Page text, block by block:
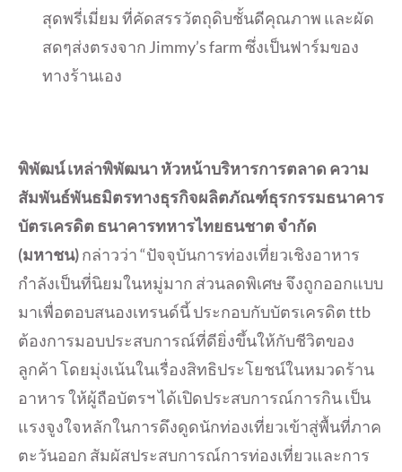
สุดพรี่เมี่ยม ที่คัดสรรวัตถุดิบชั้นดีคุณภาพ และผัด
สดๆส่งตรงจาก Jimmy’s farm ซึ่งเป็นฟาร์มของ
ทางร้านเอง
พิพัฒน์ เหล่าพิพัฒนา หัวหน้าบริหารการตลาด ความ
สัมพันธ์พันธมิตรทางธุรกิจผลิตภัณฑ์ธุรกรรมธนาคาร
บัตรเครดิต ธนาคารทหารไทยธนชาต จำกัด
(มหาชน)กล่าวว่า “ปัจจุบันการท่องเที่ยวเชิงอาหาร
กำลังเป็นที่นิยมในหมู่มาก ส่วนลดพิเศษ จึงถูกออกแบบ
มาเพื่อตอบสนองเทรนด์นี้ ประกอบกับบัตรเครดิต ttb
ต้องการมอบประสบการณ์ที่ดียิ่งขึ้นให้กับชีวิตของ
ลูกค้า โดยมุ่งเน้นในเรื่องสิทธิประโยชน์ในหมวดร้าน
อาหาร ให้ผู้ถือบัตรฯ ได้เปิดประสบการณ์การกิน เป็น
แรงจูงใจหลักในการดึงดูดนักท่องเที่ยวเข้าสู่พื้นที่ภาค
ตะวันออก สัมผัสประสบการณ์การท่องเที่ยวและการ